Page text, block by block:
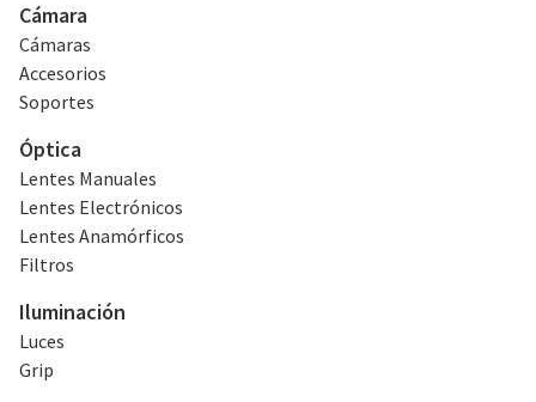
Cámara
Cámaras
Accesorios
Soportes
Óptica
Lentes Manuales
Lentes Electrónicos
Lentes Anamórficos
Filtros
Iluminación
Luces
Grip